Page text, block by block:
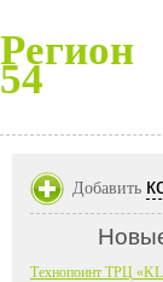
Регион
54
Добавить
Технопоинт ТРЦ